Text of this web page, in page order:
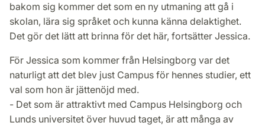
bakom sig kommer det som en ny utmaning att gå i
skolan, lära sig språket och kunna känna delaktighet.
Det gör det lätt att brinna för det här, fortsätter Jessica.
För Jessica som kommer från Helsingborg var det
naturligt att det blev just Campus för hennes studier, ett
val som hon är jättenöjd med.
- Det som är attraktivt med Campus Helsingborg och
Lunds universitet över huvud taget, är att många av